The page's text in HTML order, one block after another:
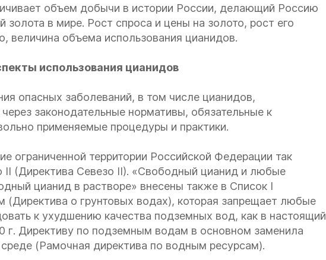
объем добычи в истории России, делающий Россию
золота в мире. Рост спроса и цены на золото, рост его
величина объема использования цианидов.
использования цианидов
опасных заболеваний, в том числе цианидов,
законодательные нормативы, обязательные к
применяемые процедуры и практики.
ограниченной территории Российской Федерации так
II (Директива Севезо II). «Свободный цианид и любые
цианид в растворе» внесены также в Список I
о грунтовых водах), которая запрещает любые
к ухудшению качества подземных вод, как в настоящий
г. Директиву по подземным водам в основном заменила
(Рамочная директива по водным ресурсам).